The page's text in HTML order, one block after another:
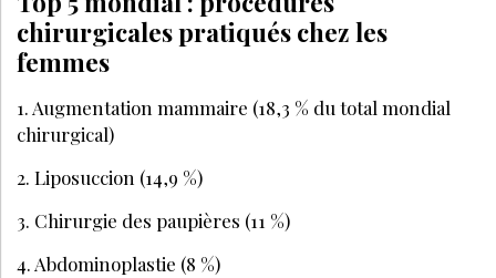
chirurgicales pratiqués chez les
femmes
1. Augmentation mammaire (18,3 % du total mondial
chirurgical)
2. Liposuccion (14,9 %)
3. Chirurgie des paupières (11 %)
4. Abdominoplastie (8 %)